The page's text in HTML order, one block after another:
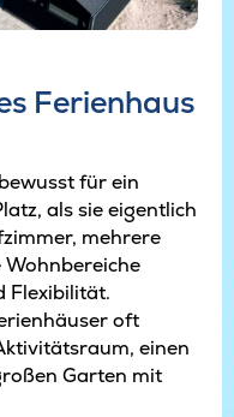
Ferienhaus
für ein
als sie eigentlich
mehrere
Flexibilität.
oft
einen
Garten mit